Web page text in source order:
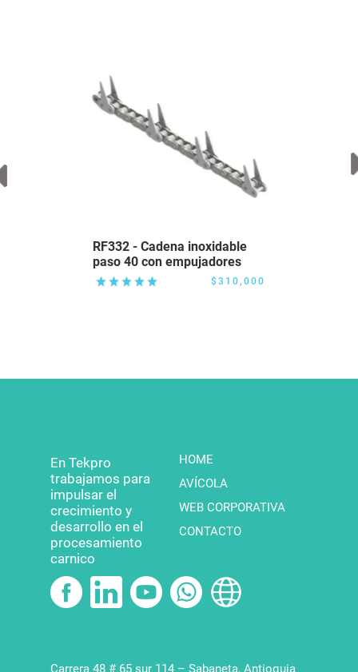
RF332 - Cadena inoxidable
paso 40 con empujadores
$310,000
En Tekpro
trabajamos para
impulsar el
crecimiento y
desarrollo en el
procesamiento
carnico
HOME
AVÍCOLA
WEB CORPORATIVA
CONTACTO
tratamiento de datos
Política de garantías
Carrera 48 # 65 sur 114 – Sabaneta, Antioquia
AceptoTérminos y Condiciones